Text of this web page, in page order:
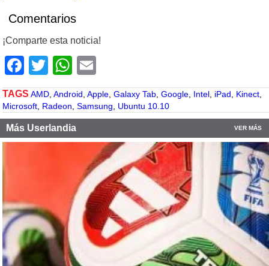
Comentarios
¡Comparte esta noticia!
Facebook
TwitterWhatsApp
TAGS AMD Android Apple Galaxy Tab Google Intel iPad Kinect
Microsoft Radeon Samsung Ubuntu 10.10
Más Userlandia VER MÁS